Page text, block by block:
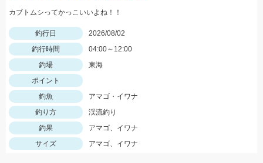
カブトムシってかっこいいよね！！
釣行日
2026/08/02
釣行時間
04:00～12:00
釣場
東海
ポイント
釣魚
アマゴ・イワナ
釣り方
渓流釣り
釣果
アマゴ、イワナ
サイズ
アマゴ、イワナ